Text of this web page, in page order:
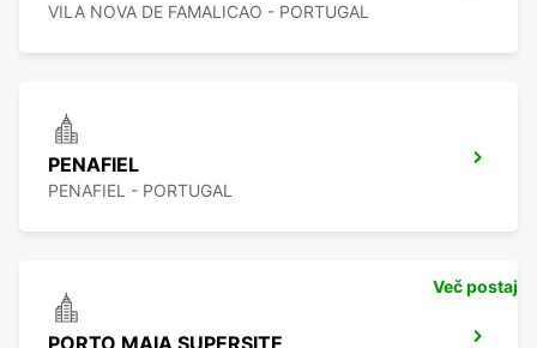
VILA NOVA DE FAMALICAO - PORTUGAL
PENAFIEL
PENAFIEL - PORTUGAL
Več postaj